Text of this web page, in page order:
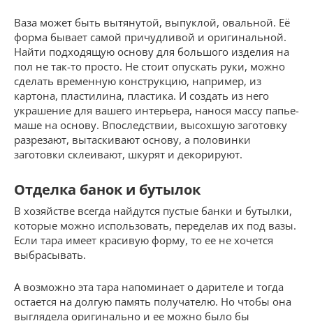
Ваза может быть вытянутой, выпуклой, овальной. Её
форма бывает самой причудливой и оригинальной.
Найти подходящую основу для большого изделия на
пол не так-то просто. Не стоит опускать руки, можно
сделать временную конструкцию, например, из
картона, пластилина, пластика. И создать из него
украшение для вашего интерьера, нанося массу папье-
маше на основу. Впоследствии, высохшую заготовку
разрезают, вытаскивают основу, а половинки
заготовки склеивают, шкурят и декорируют.
Отделка банок и бутылок
В хозяйстве всегда найдутся пустые банки и бутылки,
которые можно использовать, переделав их под вазы.
Если тара имеет красивую форму, то ее не хочется
выбрасывать.
А возможно эта тара напоминает о дарителе и тогда
остается на долгую память получателю. Но чтобы она
выглядела оригинально и ее можно было бы